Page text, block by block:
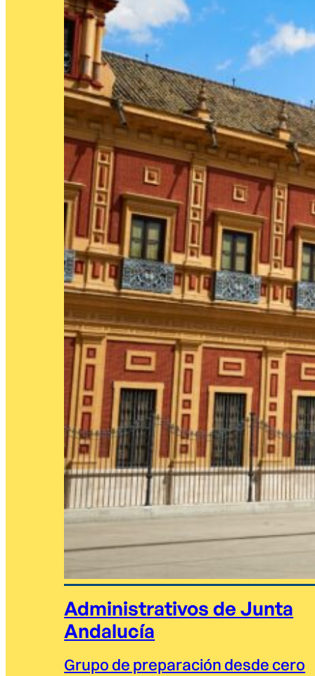
Administrativos de Junta
Andalucía
Grupo de preparación desde cero